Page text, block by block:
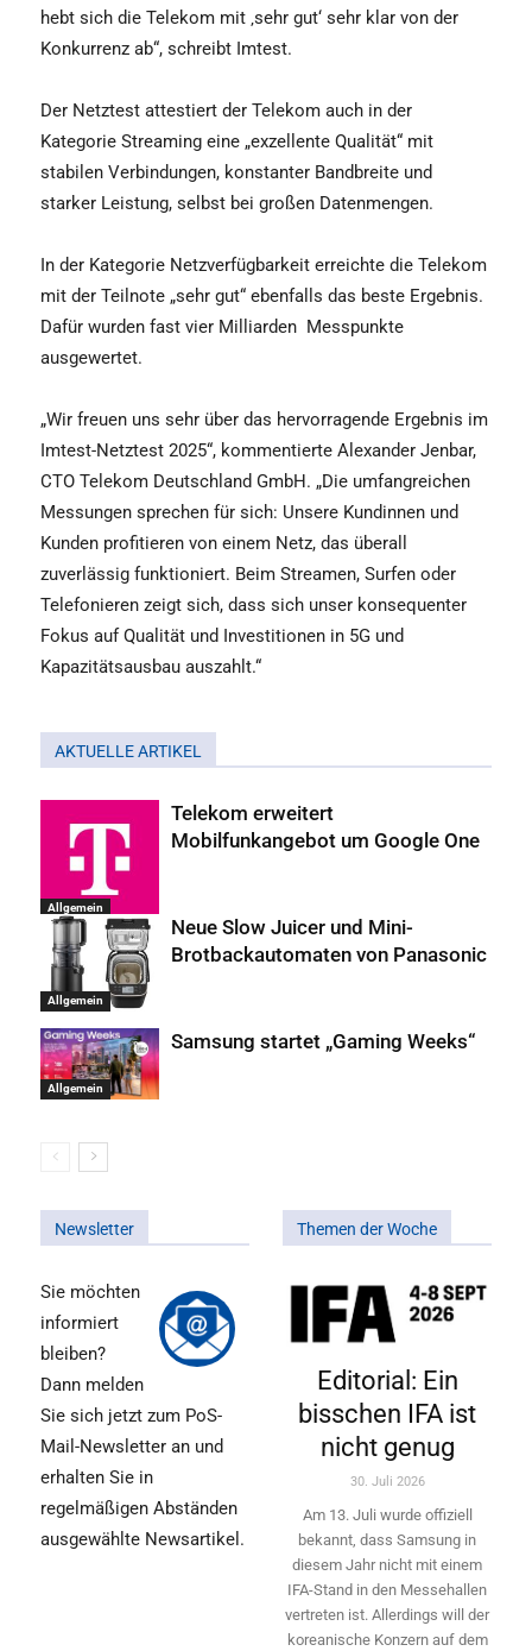
hebt sich die Telekom mit ‚sehr gut‘ sehr klar von der
Konkurrenz ab“, schreibt Imtest.
Der Netztest attestiert der Telekom auch in der
Kategorie Streaming eine „exzellente Qualität“ mit
stabilen Verbindungen, konstanter Bandbreite und
starker Leistung, selbst bei großen Datenmengen.
In der Kategorie Netzverfügbarkeit erreichte die Telekom
mit der Teilnote „sehr gut“ ebenfalls das beste Ergebnis.
Dafür wurden fast vier Milliarden Messpunkte
ausgewertet.
„Wir freuen uns sehr über das hervorragende Ergebnis im
Imtest-Netztest 2025“, kommentierte Alexander Jenbar,
CTO Telekom Deutschland GmbH. „Die umfangreichen
Messungen sprechen für sich: Unsere Kundinnen und
Kunden profitieren von einem Netz, das überall
zuverlässig funktioniert. Beim Streamen, Surfen oder
Telefonieren zeigt sich, dass sich unser konsequenter
Fokus auf Qualität und Investitionen in 5G und
Kapazitätsausbau auszahlt.“
AKTUELLE ARTIKEL
Allgemein
Telekom erweitert
Mobilfunkangebot um Google One
Allgemein
Neue Slow Juicer und Mini-
Brotbackautomaten von Panasonic
Allgemein
Samsung startet „Gaming Weeks“
Newsletter
Sie möchten
informiert
bleiben?
Dann melden
Sie sich jetzt zum PoS-
Mail-Newsletter an und
erhalten Sie in
regelmäßigen Abständen
ausgewählte Newsartikel.
Themen der Woche
Editorial: Ein
bisschen IFA ist
nicht genug
30. Juli 2026
Am 13. Juli wurde offiziell
bekannt, dass Samsung in
diesem Jahr nicht mit einem
IFA-Stand in den Messehallen
vertreten ist. Allerdings will ­der
koreanische Konzern auf dem